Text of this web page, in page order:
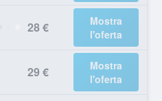
28 €
Mostra
l'oferta
29 €
Mostra
l'oferta